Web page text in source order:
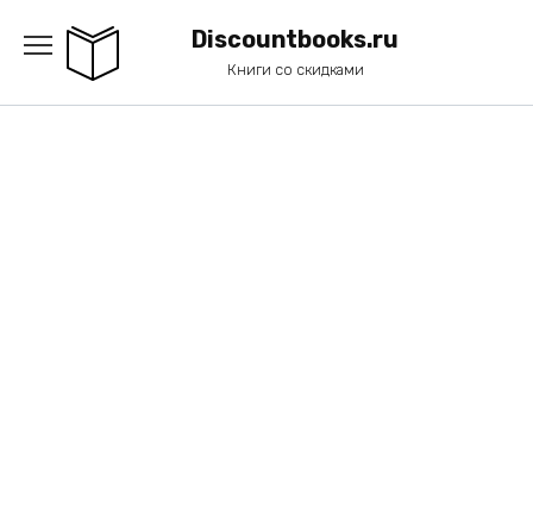
содержанию
Discountbooks.ru
Книги со скидками